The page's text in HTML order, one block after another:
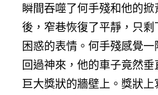
瞬間吞噬了何手殘和他的
後，窄巷恢復了平靜，只
困惑的表情。何手殘感覺
回過神來，他的車子竟然
巨大獎狀的牆壁上。獎狀